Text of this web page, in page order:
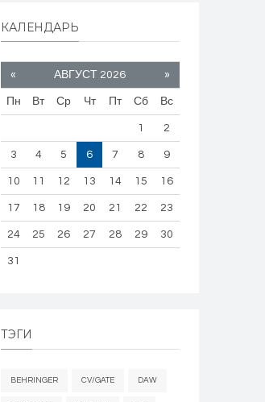
КАЛЕНДАРЬ
« АВГУСТ 2026 »
Пн Вт Ср Чт Пт Сб Вс
1 2
3 4 5 6 7 8 9
10 11 12 13 14 15 16
17 18 19 20 21 22 23
24 25 26 27 28 29 30
31
ТЭГИ
BEHRINGER CV/GATE DAW